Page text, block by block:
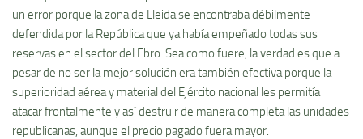
un error porque la zona de Lleida se encontraba débilmente
defendida por la República que ya habí­a empeñado todas sus
reservas en el sector del Ebro. Sea como fuere, la verdad es que a
pesar de no ser la mejor solución era también efectiva porque la
superioridad aérea y material del Ejército nacional les permití­a
atacar frontalmente y así­ destruir de manera completa las unidades
republicanas, aunque el precio pagado fuera mayor.